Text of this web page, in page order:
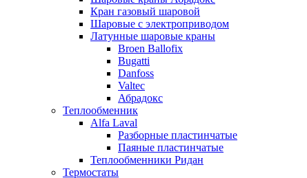
Кран газовый шаровой
Шаровые с электроприводом
Латунные шаровые краны
Broen Ballofix
Bugatti
Danfoss
Valtec
Абрадокс
Теплообменник
Alfa Laval
Разборные пластинчатые
Паяные пластинчатые
Теплообменники Ридан
Термостаты